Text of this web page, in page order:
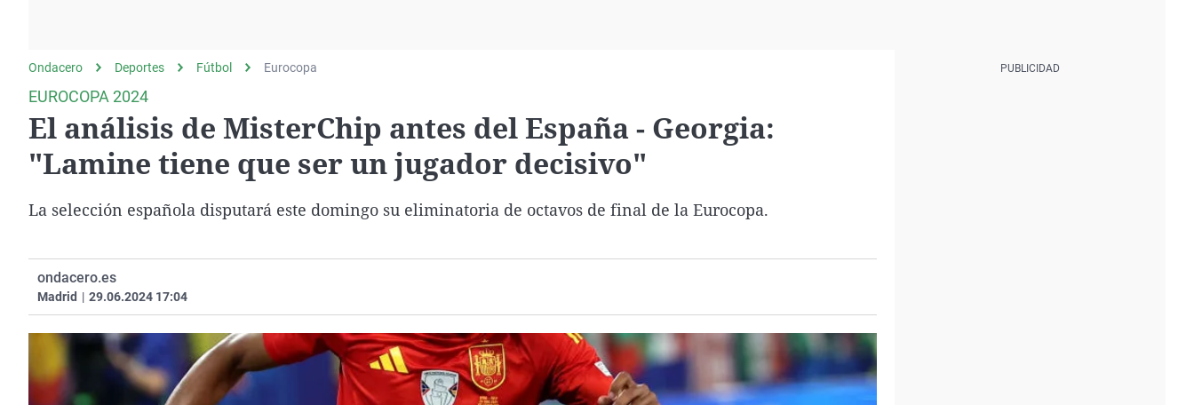
Como el perro y el Equipo de investigación
Negra
La Rioja
País Vasco
Ondacero Deportes Fútbol Eurocopa
EUROCOPA 2024
El análisis de MisterChip antes del España - Georgia:
"Lamine tiene que ser un jugador decisivo"
La selección española disputará este domingo su eliminatoria de octavos de final de la Eurocopa.
ondacero.es
Madrid | 29.06.2024 17:04